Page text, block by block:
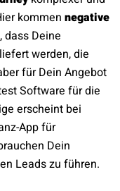
kommen negative
dass Deine
werden, die
für Dein Angebot
Software für die
erscheint bei
App für
Dein
Leads zu führen.